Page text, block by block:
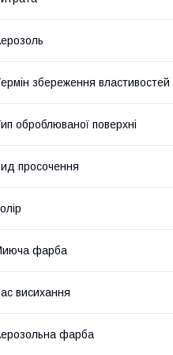
збереження властивостей
оброблюваної поверхні
просочення
фарба
висихання
фарба